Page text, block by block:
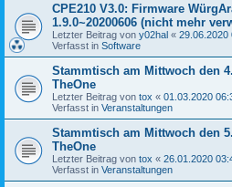
CPE210 V3.0: Firmware
1.9.0~20200606 (nicht mehr
Letzter Beitrag von y02hal « 29.06.2020
Verfasst in Software
Stammtisch am Mittwoch den
TheOne
Letzter Beitrag von tox « 01.03.2020
Verfasst in Veranstaltungen
Stammtisch am Mittwoch den
TheOne
Letzter Beitrag von tox « 26.01.2020
Verfasst in Veranstaltungen